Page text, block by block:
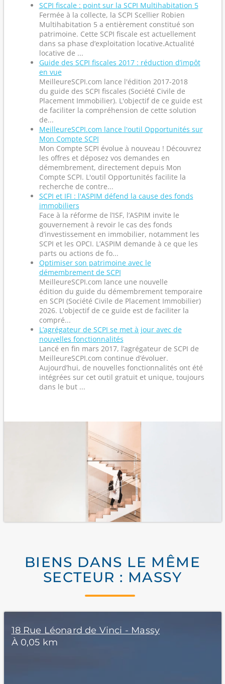
SCPI fiscale : point sur la SCPI Multihabitation 5
Fermée à la collecte, la SCPI Scellier Robien
Multihabitation 5 a entièrement constitué son
patrimoine. Cette SCPI fiscale est actuellement
dans sa phase d’exploitation locative.Actualité
locative de ...
Guide des SCPI fiscales 2017 : réduction d’impôt
en vue
MeilleureSCPI.com lance l'édition 2017-2018
du guide des SCPI fiscales (Société Civile de
Placement Immobilier). L'objectif de ce guide est
de faciliter la compréhension de cette solution
de...
MeilleureSCPI.com lance l'outil Opportunités sur
Mon Compte SCPI
Mon Compte SCPI évolue à nouveau ! Découvrez
les offres et déposez vos demandes en
démembrement, directement depuis Mon
Compte SCPI. L'outil Opportunités facilite la
recherche de contre...
SCPI et IFI : l'ASPIM défend la cause des fonds
immobiliers
Face à la réforme de l’ISF, l’ASPIM invite le
gouvernement à revoir le cas des fonds
d’investissement en immobilier, notamment les
SCPI et les OPCI. L’ASPIM demande à ce que les
parts ou actions de fo...
Optimiser son patrimoine avec le
démembrement de SCPI
MeilleureSCPI.com lance une nouvelle
édition du guide du démembrement temporaire
en SCPI (Société Civile de Placement Immobilier)
2026. L'objectif de ce guide est de faciliter la
compré...
L’agrégateur de SCPI se met à jour avec de
nouvelles fonctionnalités
Lancé en fin mars 2017, l’agrégateur de SCPI de
MeilleureSCPI.com continue d’évoluer.
Aujourd’hui, de nouvelles fonctionnalités ont été
intégrées sur cet outil gratuit et unique, toujours
dans le but ...
BIENS DANS LE MÊME
SECTEUR : MASSY
18 Rue Léonard de Vinci - Massy
À 0,05 km